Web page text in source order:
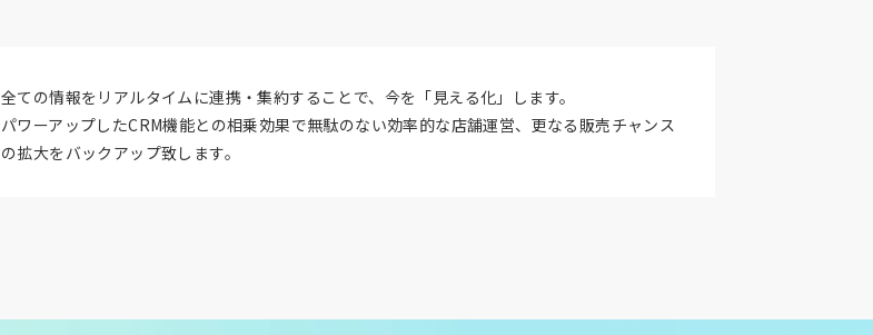
全ての情報をリアルタイムに連携・集約することで、今を「見える化」します。
パワーアップしたCRM機能との相乗効果で無駄のない効率的な店舗運営、更なる販売チャンス
の拡大をバックアップ致します。